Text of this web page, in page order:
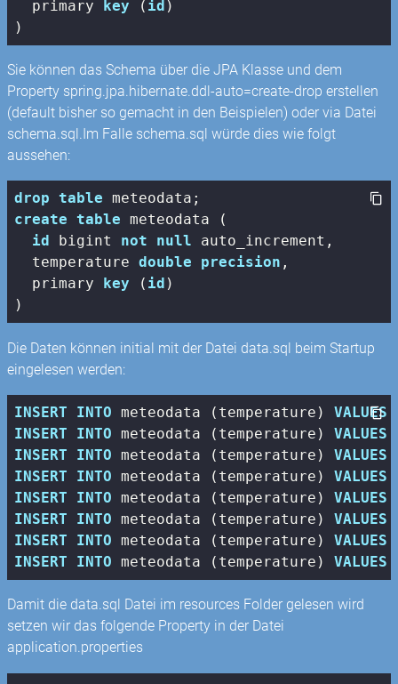
  primary
key ( id )
)
Sie können das Schema über die JPA Klasse und dem
Property spring.jpa.hibernate.ddl-auto=create-drop erstellen
(default bisher so gemacht in den Beispielen) oder via Datei
schema.sql.Im Falle schema.sql würde dies wie folgt
aussehen:
drop table
create table meteodata (
id
bigint not null auto_increment,
  temperature
double precision ,
  primary
key ( id )
)
Die Daten können initial mit der Datei data.sql beim Startup
eingelesen werden:
INSERT INTO meteodata (temperature) VALUES
INSERT
INTO meteodata (temperature) VALUES
INSERT
INTO meteodata (temperature) VALUES
INSERT
INTO meteodata (temperature) VALUES
INSERT
INTO meteodata (temperature) VALUES
INSERT
INTO meteodata (temperature) VALUES
INSERT
INTO meteodata (temperature) VALUES
INSERT
INTO meteodata (temperature) VALUES
Damit die data.sql Datei im resources Folder gelesen wird
setzen wir das folgende Property in der Datei
application.properties